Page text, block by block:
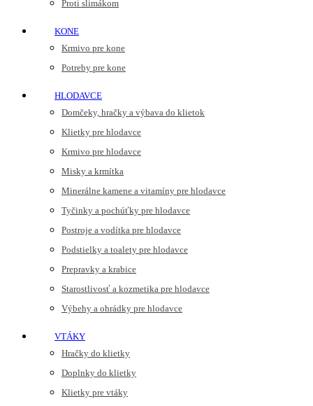
Proti slimákom
KONE
Krmivo pre kone
Potreby pre kone
HLODAVCE
Domčeky, hračky a výbava do klietok
Klietky pre hlodavce
Krmivo pre hlodavce
Misky a krmítka
Minerálne kamene a vitamíny pre hlodavce
Tyčinky a pochúťky pre hlodavce
Postroje a vodítka pre hlodavce
Podstielky a toalety pre hlodavce
Prepravky a krabice
Starostlivosť a kozmetika pre hlodavce
Výbehy a ohrádky pre hlodavce
VTÁKY
Hračky do klietky
Doplnky do klietky
Klietky pre vtáky